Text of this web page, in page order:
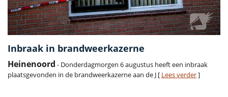
Inbraak in brandweerkazerne
Heinenoord - Donderdagmorgen 6 augustus heeft een inbraak
plaatsgevonden in de brandweerkazerne aan de J [ Lees verder]